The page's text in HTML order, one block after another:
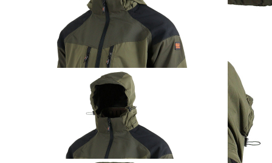
HH Strechjacke
Orlando
199,00 €